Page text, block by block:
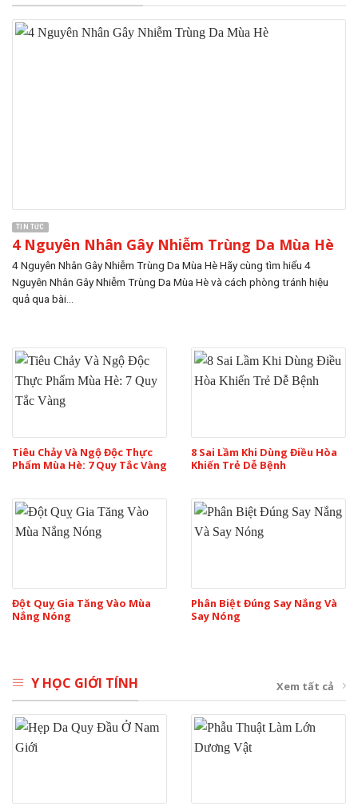
TIN TỨC
4 Nguyên Nhân Gây Nhiễm Trùng Da Mùa Hè
4 Nguyên Nhân Gây Nhiễm Trùng Da Mùa Hè Hãy cùng tìm hiểu 4
Nguyên Nhân Gây Nhiễm Trùng Da Mùa Hè và cách phòng tránh hiệu
quả qua bài...
Tiêu Chảy Và Ngộ Độc Thực
Phẩm Mùa Hè: 7 Quy Tắc Vàng
8 Sai Lầm Khi Dùng Điều Hòa
Khiến Trẻ Dễ Bệnh
Đột Quỵ Gia Tăng Vào Mùa
Nắng Nóng
Phân Biệt Đúng Say Nắng Và
Say Nóng
Y HỌC GIỚI TÍNH Xem tất cả